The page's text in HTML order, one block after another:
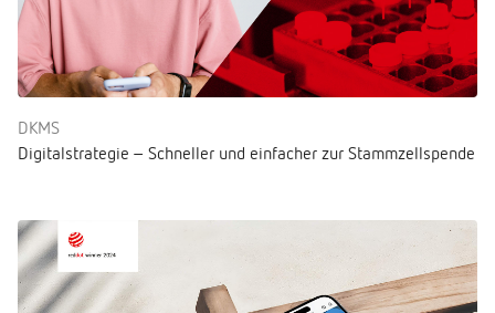
DKMS
Digitalstrategie – Schneller und einfacher zur Stammzellspende